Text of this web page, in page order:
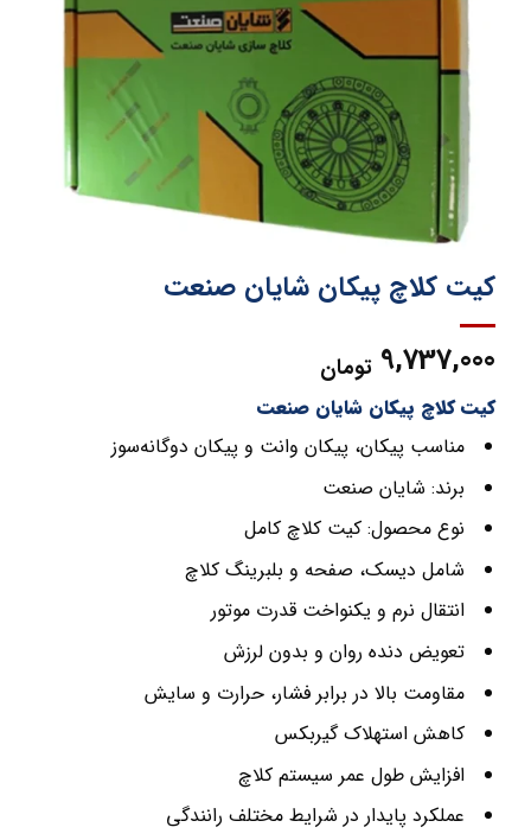
کیت کلاچ پیکان شایان صنعت
9,737,000 تومان
کیت کلاچ پیکان شایان صنعت
مناسب پیکان، پیکان وانت و پیکان دوگانه‌سوز
برند: شایان صنعت
نوع محصول: کیت کلاچ کامل
شامل دیسک، صفحه و بلبرینگ کلاچ
انتقال نرم و یکنواخت قدرت موتور
تعویض دنده روان و بدون لرزش
مقاومت بالا در برابر فشار، حرارت و سایش
کاهش استهلاک گیربکس
افزایش طول عمر سیستم کلاچ
عملکرد پایدار در شرایط مختلف رانندگی